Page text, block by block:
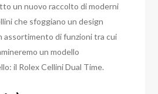
un nuovo raccolto di moderni
che sfoggiano un design
assortimento di funzioni tra cui
un modello
il Rolex Cellini Dual Time.